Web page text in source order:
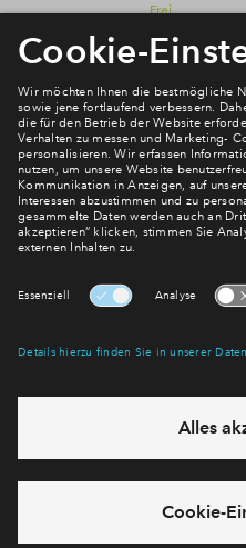
Frei
€ 365.000
Kirschweide
mehr! Wir halten Sie auf
über den Stand dieses